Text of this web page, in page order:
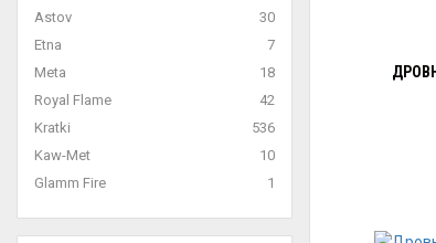
Astov
30
Etna
7
Meta
18
Royal Flame
42
Kratki
536
Kaw-Met
10
Glamm Fire
1